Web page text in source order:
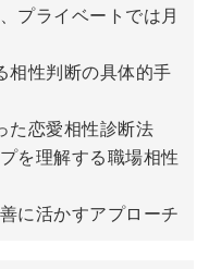
だけではありません。
を見つけられるのが、
プライベートでは月
相性判断の具体的手
た恋愛相性診断法
を理解する職場相性
に活かすアプローチ